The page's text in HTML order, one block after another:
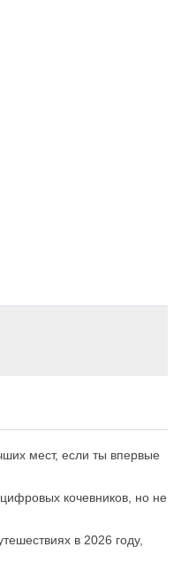
мест, если ты впервые
кочевников, но не
в 2026 году,